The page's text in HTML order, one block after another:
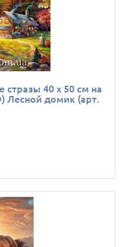
40 х 50 см на
Лесной домик (арт.